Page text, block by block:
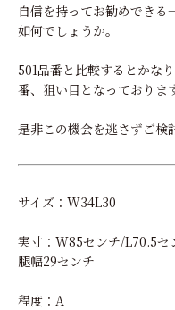
自信を持ってお勧めできる
如何でしょうか。
501品番と比較するとかな
番、狙い目となっておりま
是非この機会を逃さずご検
サイズ：W34L30
実寸：W85センチ/L70.5
腿幅29センチ
程度：A